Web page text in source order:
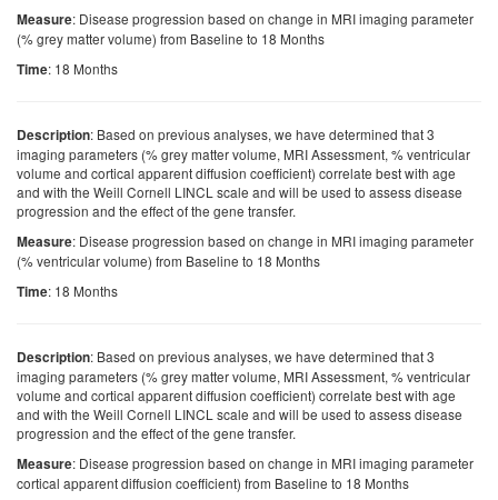
Measure: Disease progression based on change in MRI imaging parameter
(% grey matter volume) from Baseline to 18 Months
Time: 18 Months
Description: Based on previous analyses, we have determined that 3
imaging parameters (% grey matter volume, MRI Assessment, % ventricular
volume and cortical apparent diffusion coefficient) correlate best with age
and with the Weill Cornell LINCL scale and will be used to assess disease
progression and the effect of the gene transfer.
Measure: Disease progression based on change in MRI imaging parameter
(% ventricular volume) from Baseline to 18 Months
Time: 18 Months
Description: Based on previous analyses, we have determined that 3
imaging parameters (% grey matter volume, MRI Assessment, % ventricular
volume and cortical apparent diffusion coefficient) correlate best with age
and with the Weill Cornell LINCL scale and will be used to assess disease
progression and the effect of the gene transfer.
Measure: Disease progression based on change in MRI imaging parameter
cortical apparent diffusion coefficient) from Baseline to 18 Months